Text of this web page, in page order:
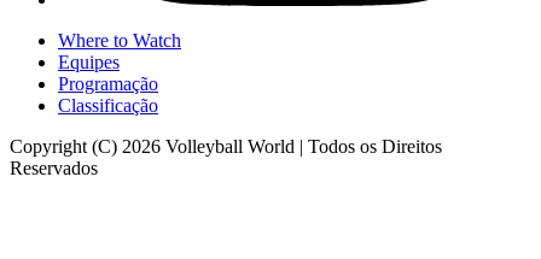
Where to Watch
Equipes
Programação
Classificação
Copyright (C) 2026 Volleyball World | Todos os Direitos
Reservados